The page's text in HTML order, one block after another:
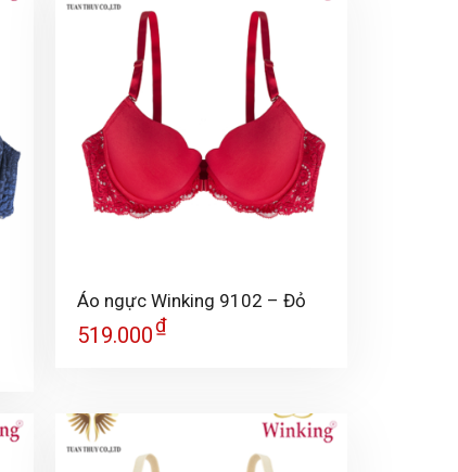
Áo ngực Winking 9102 – Đỏ
519.000₫